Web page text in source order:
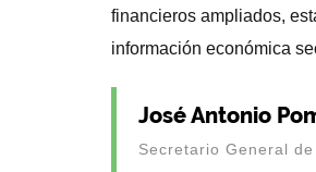
financieros ampliados,
información económica
José Antonio
Secretario General